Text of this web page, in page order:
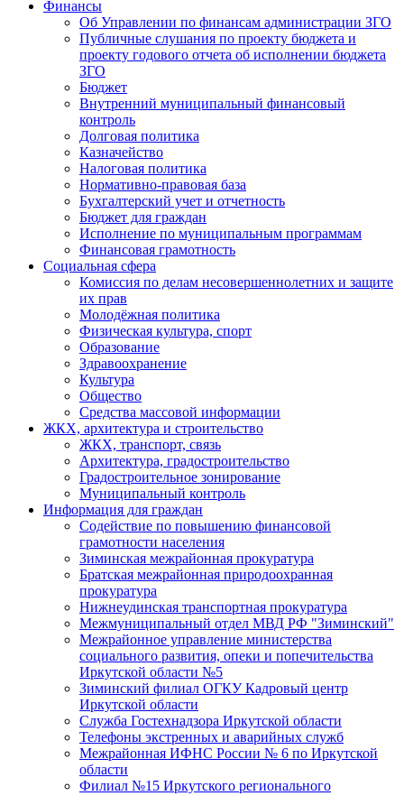
Финансы
Об Управлении по финансам администрации ЗГО
Публичные слушания по проекту бюджета и
проекту годового отчета об исполнении бюджета
ЗГО
Бюджет
Внутренний муниципальный финансовый
контроль
Долговая политика
Казначейство
Налоговая политика
Нормативно-правовая база
Бухгалтерский учет и отчетность
Бюджет для граждан
Исполнение по муниципальным программам
Финансовая грамотность
Социальная сфера
Комиссия по делам несовершеннолетних и защите
их прав
Молодёжная политика
Физическая культура, спорт
Образование
Здравоохранение
Культура
Общество
Средства массовой информации
ЖКХ, архитектура и строительство
ЖКХ, транспорт, связь
Архитектура, градостроительство
Градостроительное зонирование
Муниципальный контроль
Информация для граждан
Содействие по повышению финансовой
грамотности населения
Зиминская межрайонная прокуратура
Братская межрайонная природоохранная
прокуратура
Нижнеудинская транспортная прокуратура
Межмуниципальный отдел МВД РФ "Зиминский"
Межрайонное управление министерства
социального развития, опеки и попечительства
Иркутской области №5
Зиминский филиал ОГКУ Кадровый центр
Иркутской области
Служба Гостехнадзора Иркутской области
Телефоны экстренных и аварийных служб
Межрайонная ИФНС России № 6 по Иркутской
области
Филиал №15 Иркутского регионального